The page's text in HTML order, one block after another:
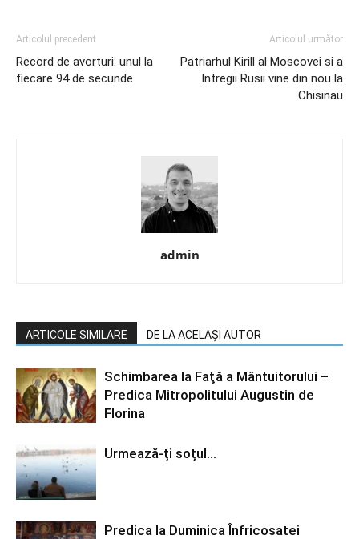
Articolul precedent
Record de avorturi: unul la
fiecare 94 de secunde
Articolul următor
Patriarhul Kirill al Moscovei si a
Intregii Rusii vine din nou la
Chisinau
admin
ARTICOLE SIMILARE DE LA ACELAȘI AUTOR
Schimbarea la Faţă a Mântuitorului –
Predica Mitropolitului Augustin de
Florina
Urmează-ți soțul…
Predica la Duminica Înfricosatei